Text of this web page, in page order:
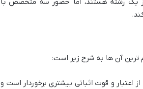
ترین آن ها به شرح زیر است:
و قوت اثباتی بیشتری برخوردار است و